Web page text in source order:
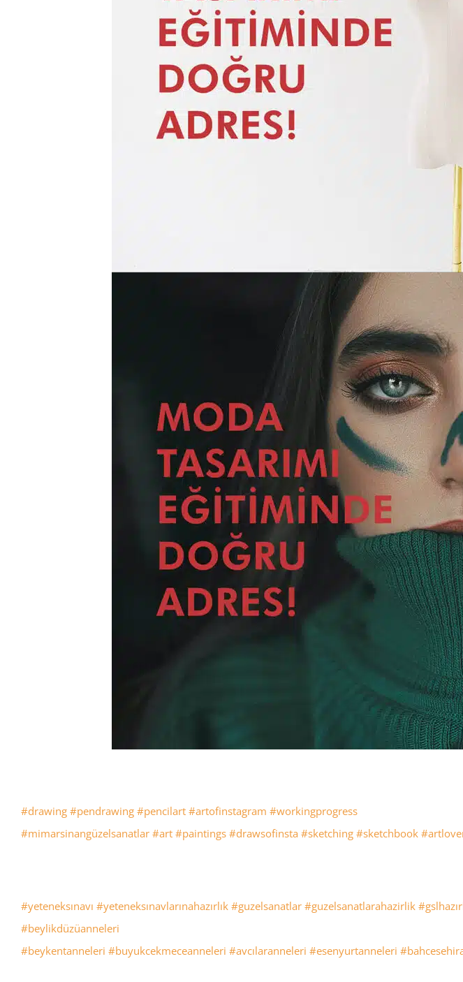
#drawing #pendrawing #pencilart #artofinstagram #workingprogress
#mimarsinangüzelsanatlar #art #paintings #drawsofinsta #sketching #sketchbook
#yeteneksınavı #yeteneksınavlarınahazırlık #guzelsanatlar #guzelsanatlarahazirlik
#beylikdüzüanneleri
#beykentanneleri #buyukcekmeceanneleri #avcılaranneleri #esenyurtanneleri